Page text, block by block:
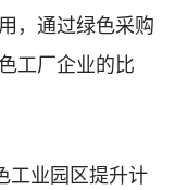
，通过绿色采购
工厂企业的比
工业园区提升计